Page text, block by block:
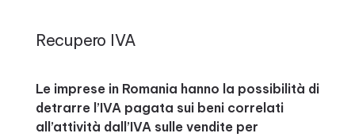
Recupero IVA
Le imprese in Romania hanno la possibilità di
detrarre l’IVA pagata sui beni correlati
all’attività dall’IVA sulle vendite per